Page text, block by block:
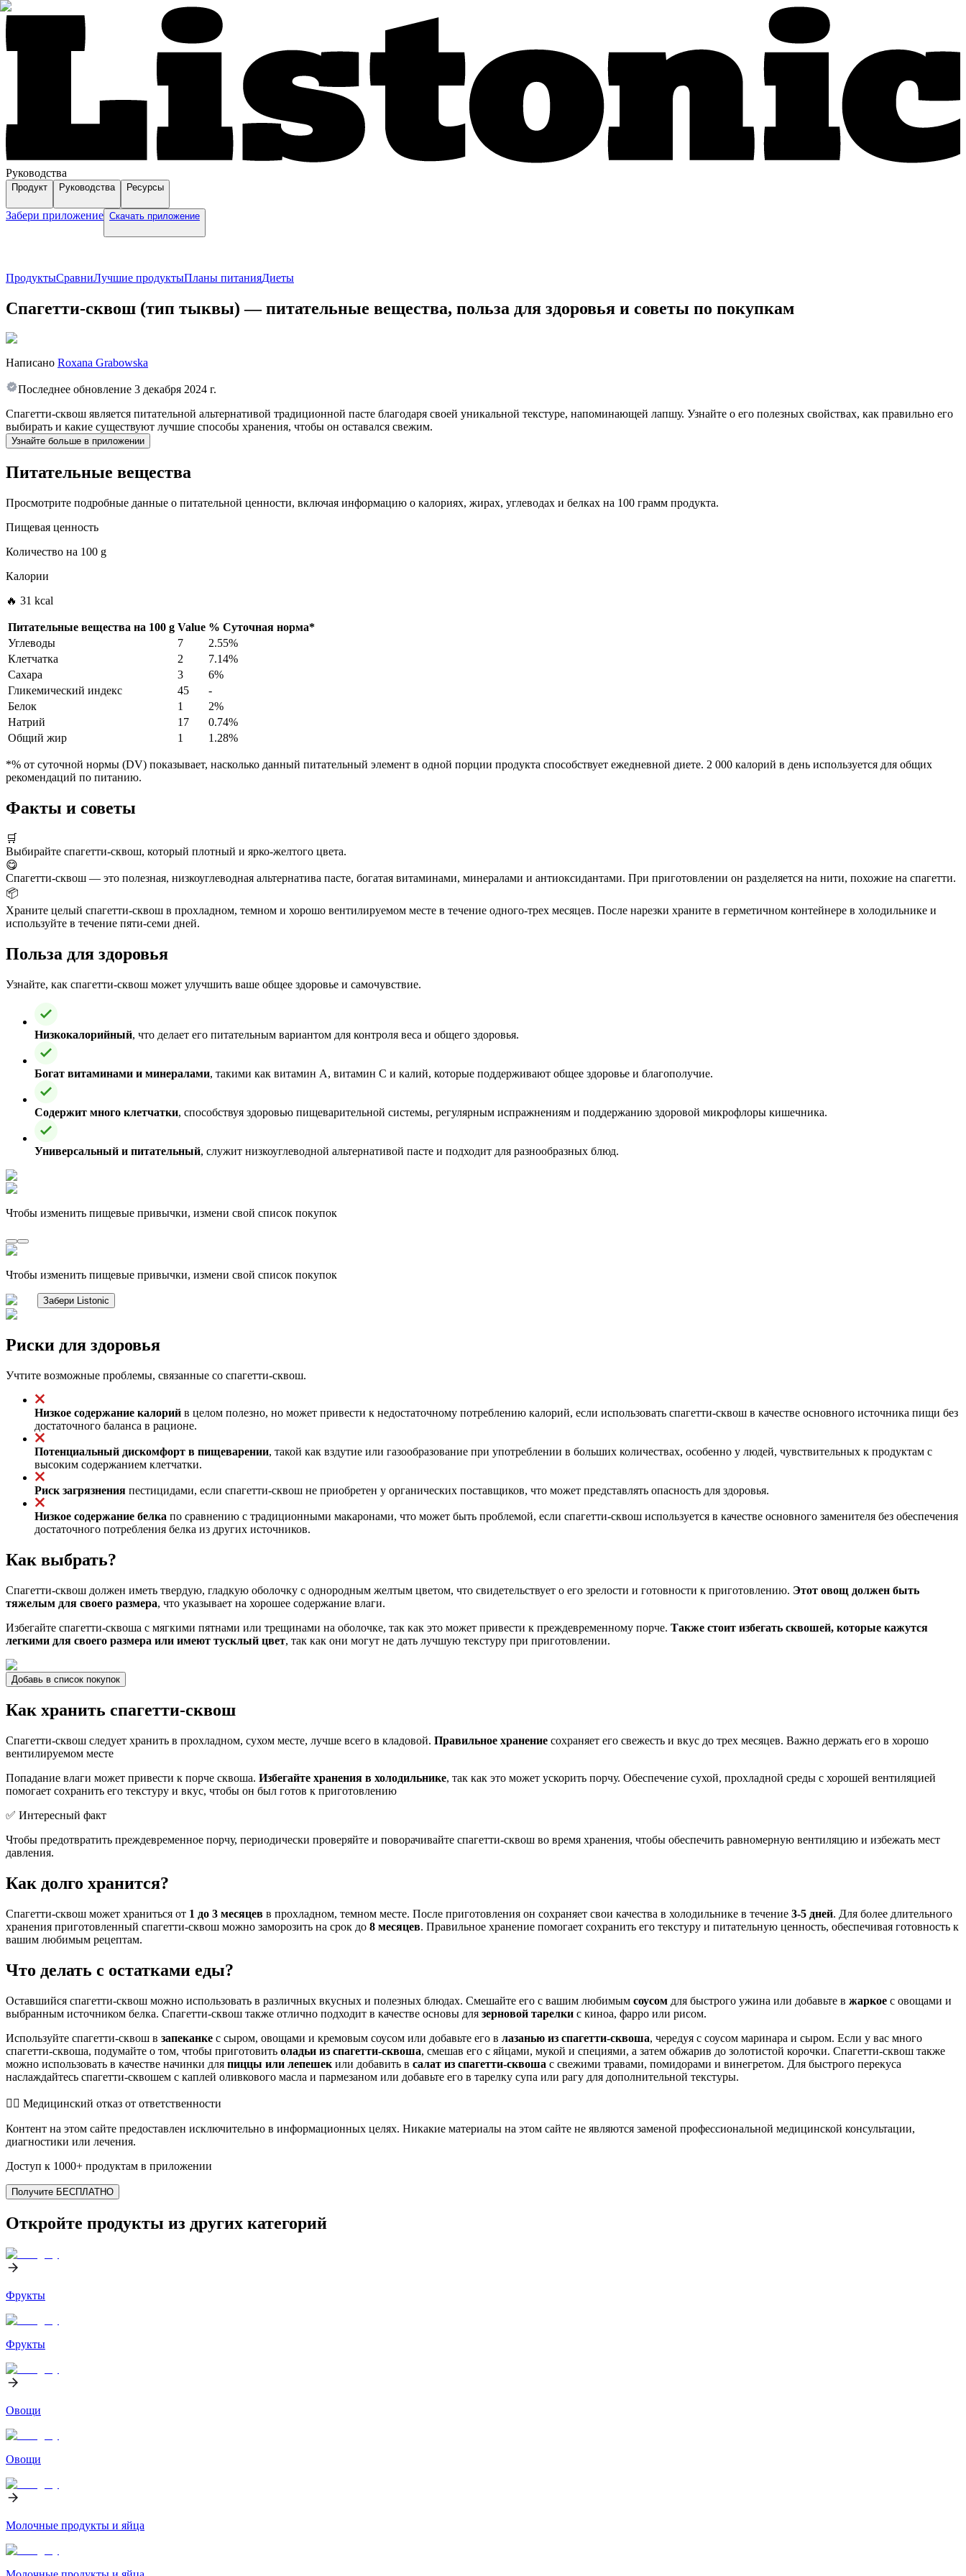
Руководства
Продукт Руководства Ресурсы
Забери приложение Скачать приложение
ПродуктыСравниЛучшие продуктыПланы питанияДиеты
Спагетти-сквош (тип тыквы) — питательные вещества, польза для здоровья и советы по покупкам
Написано Roxana Grabowska
Последнее обновление 3 декабря 2024 г.
Спагетти-сквош является питательной альтернативой традиционной пасте благодаря своей уникальной текстуре, напоминающей лапшу. Узнайте о его полезных свойствах, как правильно его
выбирать и какие существуют лучшие способы хранения, чтобы он оставался свежим.
Узнайте больше в приложении
Питательные вещества
Просмотрите подробные данные о питательной ценности, включая информацию о калориях, жирах, углеводах и белках на 100 грамм продукта.
Пищевая ценность
Количество на 100 g
Калории
🔥 31 kcal
Питательные вещества на 100 g Value % Суточная норма*
Углеводы
7
2.55%
Клетчатка
2
7.14%
Сахара
3
6%
Гликемический индекс
45
-
Белок
1
2%
Натрий
17
0.74%
Общий жир
1 1.28%
*% от суточной нормы (DV) показывает, насколько данный питательный элемент в одной порции продукта способствует ежедневной диете. 2 000 калорий в день используется для общих
рекомендаций по питанию.
Факты и советы
🛒
Выбирайте спагетти-сквош, который плотный и ярко-желтого цвета.
😋
Спагетти-сквош — это полезная, низкоуглеводная альтернатива пасте, богатая витаминами, минералами и антиоксидантами. При приготовлении он разделяется на нити, похожие на спагетти.
📦
Храните целый спагетти-сквош в прохладном, темном и хорошо вентилируемом месте в течение одного-трех месяцев. После нарезки храните в герметичном контейнере в холодильнике и
используйте в течение пяти-семи дней.
Польза для здоровья
Узнайте, как спагетти-сквош может улучшить ваше общее здоровье и самочувствие.
Низкокалорийный, что делает его питательным вариантом для контроля веса и общего здоровья.
Богат витаминами и минералами, такими как витамин A, витамин C и калий, которые поддерживают общее здоровье и благополучие.
Содержит много клетчатки, способствуя здоровью пищеварительной системы, регулярным испражнениям и поддержанию здоровой микрофлоры кишечника.
Универсальный и питательный, служит низкоуглеводной альтернативой пасте и подходит для разнообразных блюд.
Чтобы изменить пищевые привычки, измени свой список покупок
Чтобы изменить пищевые привычки, измени свой список покупок
Забери Listonic
Риски для здоровья
Учтите возможные проблемы, связанные со спагетти-сквош.
Низкое содержание калорий в целом полезно, но может привести к недостаточному потреблению калорий, если использовать спагетти-сквош в качестве основного источника пищи без
достаточного баланса в рационе.
Потенциальный дискомфорт в пищеварении, такой как вздутие или газообразование при употреблении в больших количествах, особенно у людей, чувствительных к продуктам с
высоким содержанием клетчатки.
Риск загрязнения пестицидами, если спагетти-сквош не приобретен у органических поставщиков, что может представлять опасность для здоровья.
Низкое содержание белка по сравнению с традиционными макаронами, что может быть проблемой, если спагетти-сквош используется в качестве основного заменителя без обеспечения
достаточного потребления белка из других источников.
Как выбрать?
Спагетти-сквош должен иметь твердую, гладкую оболочку с однородным желтым цветом, что свидетельствует о его зрелости и готовности к приготовлению. Этот овощ должен быть
тяжелым для своего размера, что указывает на хорошее содержание влаги.
Избегайте спагетти-сквоша с мягкими пятнами или трещинами на оболочке, так как это может привести к преждевременному порче. Также стоит избегать сквошей, которые кажутся
легкими для своего размера или имеют тусклый цвет, так как они могут не дать лучшую текстуру при приготовлении.
Добавь в список покупок
Как хранить спагетти-сквош
Спагетти-сквош следует хранить в прохладном, сухом месте, лучше всего в кладовой. Правильное хранение сохраняет его свежесть и вкус до трех месяцев. Важно держать его в хорошо
вентилируемом месте
Попадание влаги может привести к порче сквоша. Избегайте хранения в холодильнике, так как это может ускорить порчу. Обеспечение сухой, прохладной среды с хорошей вентиляцией
помогает сохранить его текстуру и вкус, чтобы он был готов к приготовлению
✅ Интересный факт
Чтобы предотвратить преждевременное порчу, периодически проверяйте и поворачивайте спагетти-сквош во время хранения, чтобы обеспечить равномерную вентиляцию и избежать мест
давления.
Как долго хранится?
Спагетти-сквош может храниться от 1 до 3 месяцев в прохладном, темном месте. После приготовления он сохраняет свои качества в холодильнике в течение 3-5 дней. Для более длительного
хранения приготовленный спагетти-сквош можно заморозить на срок до 8 месяцев. Правильное хранение помогает сохранить его текстуру и питательную ценность, обеспечивая готовность к
вашим любимым рецептам.
Что делать с остатками еды?
Оставшийся спагетти-сквош можно использовать в различных вкусных и полезных блюдах. Смешайте его с вашим любимым соусом для быстрого ужина или добавьте в жаркое с овощами и
выбранным источником белка. Спагетти-сквош также отлично подходит в качестве основы для зерновой тарелки с киноа, фарро или рисом.
Используйте спагетти-сквош в запеканке с сыром, овощами и кремовым соусом или добавьте его в лазанью из спагетти-сквоша, чередуя с соусом маринара и сыром. Если у вас много
спагетти-сквоша, подумайте о том, чтобы приготовить оладьи из спагетти-сквоша, смешав его с яйцами, мукой и специями, а затем обжарив до золотистой корочки. Спагетти-сквош также
можно использовать в качестве начинки для пиццы или лепешек или добавить в салат из спагетти-сквоша с свежими травами, помидорами и винегретом. Для быстрого перекуса
наслаждайтесь спагетти-сквошем с каплей оливкового масла и пармезаном или добавьте его в тарелку супа или рагу для дополнительной текстуры.
👨‍⚕️️ Медицинский отказ от ответственности
Контент на этом сайте предоставлен исключительно в информационных целях. Никакие материалы на этом сайте не являются заменой профессиональной медицинской консультации,
диагностики или лечения.
Доступ к 1000+ продуктам в приложении
Получите БЕСПЛАТНО
Откройте продукты из других категорий
Фрукты
Фрукты
Овощи
Овощи
Молочные продукты и яйца